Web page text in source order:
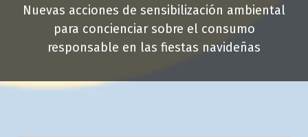
Nuevas acciones de sensibilización ambiental
para concienciar sobre el consumo
responsable en las fiestas navideñas